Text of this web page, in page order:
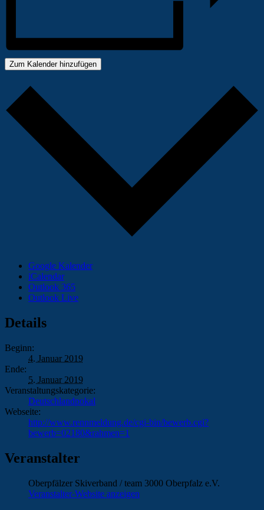
Zum Kalender hinzufügen
Google Kalender
iCalendar
Outlook 365
Outlook Live
Details
Beginn:
4. Januar 2019
Ende:
5. Januar 2019
Veranstaltungskategorie:
Deutschlandpokal
Webseite:
http://www.rennmeldung.de/cgi-bin/bewerb.cgi?
bewerb=02180&rahmen=1
Veranstalter
Oberpfälzer Skiverband / team 3000 Oberpfalz e.V.
Veranstalter-Website anzeigen